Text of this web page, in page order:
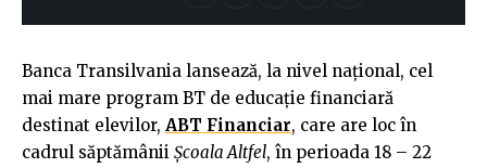
Banca Transilvania lansează, la nivel național, cel
mai mare program BT de educație financiară
destinat elevilor, ABT Financiar, care are loc în
cadrul săptămânii Școala Altfel, în perioada 18 – 22